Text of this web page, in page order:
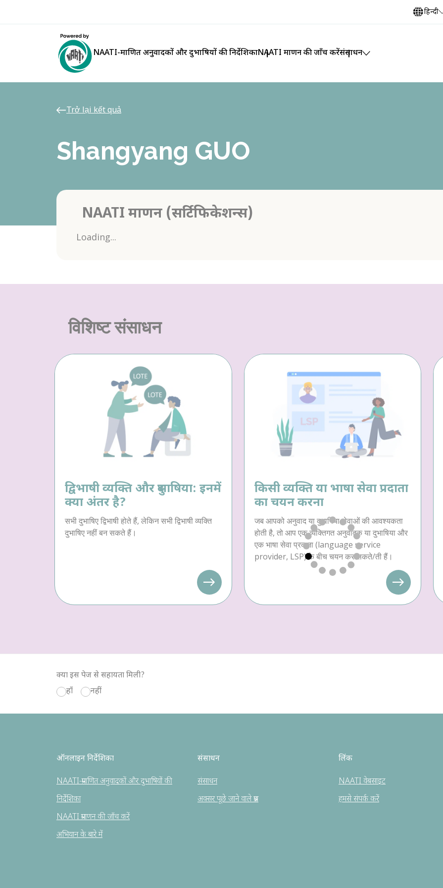
हिन्दी
NAATI-प्रमाणित अनुवादकों और दुभाषियों की निर्देशिकाNAATI प्रमाणन की जाँच करेंसंसाधन
Trở lại kết quả
Shangyang GUO
NAATI प्रमाणन (सर्टिफिकेशन्स)
Loading...
विशिष्ट संसाधन
द्विभाषी व्यक्ति और दुभाषिया: इनमें
क्या अंतर है?
सभी दुभाषिए द्विभाषी होते हैं, लेकिन सभी द्विभाषी व्यक्ति
दुभाषिए नहीं बन सकते हैं।
किसी व्यक्ति या भाषा सेवा प्रदाता
का चयन करना
जब आपको अनुवाद या दुभाषिया सेवाओं की आवश्यकता
होती है, तो आप एक व्यक्तिगत अनुवादक या दुभाषिया और
एक भाषा सेवा प्रदाता (language service
provider, LSP) के बीच चयन कर सकते/ती हैं।
क्या इस पेज से सहायता मिली?
हाँ
नहीं
ऑनलाइन निर्देशिका
NAATI-प्रमाणित अनुवादकों और दुभाषियों की
निर्देशिका
NAATI प्रमाणन की जाँच करें
अभियान के बारे में
संसाधन
संसाधन
अक्सर पूछे जाने वाले प्रश्न
लिंक
NAATI वेबसाइट
हमसे संपर्क करें